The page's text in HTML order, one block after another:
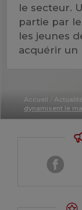
le secteur.
partie par
les jeunes
acquérir un
Accueil
dynamisent le